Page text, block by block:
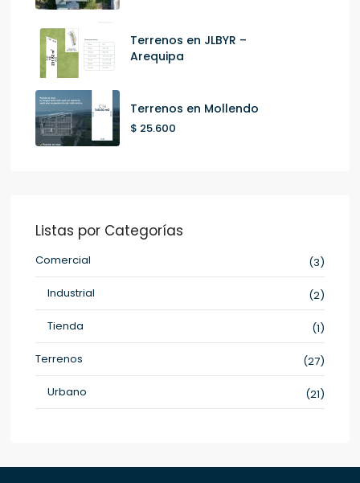
Terrenos en JLBYR –
Arequipa
Terrenos en Mollendo
$ 25.600
Listas por Categorías
Comercial
(3)
Industrial
(2)
Tienda
(1)
Terrenos
(27)
Urbano
(21)